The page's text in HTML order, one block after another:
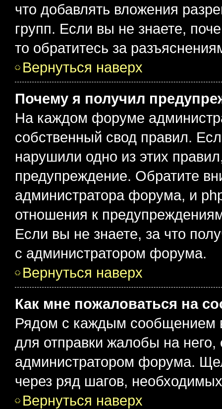
что добавлять вложения
групп. Если вы не знаете,
то обратитесь за
Вернуться наверх
Почему я получил
На каждом форуме
собственный свод правил.
нарушили одно из этих
предупреждение. Обратите
администратора форума, и
отношения к
Если вы не знаете, за что
с администратором форума.
Вернуться наверх
Как мне пожаловаться на
Рядом с каждым сообщением
для отправки жалобы на
администратором форума.
через ряд шагов,
Вернуться наверх